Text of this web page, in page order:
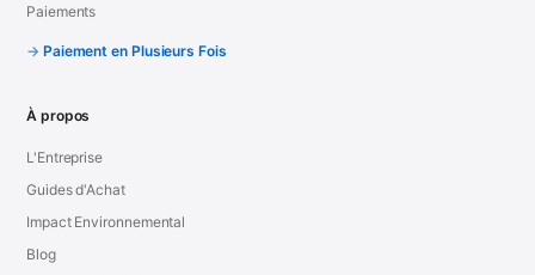
Paiements
Paiement en Plusieurs Fois
À propos
L'Entreprise
Guides d'Achat
Impact Environnemental
Blog